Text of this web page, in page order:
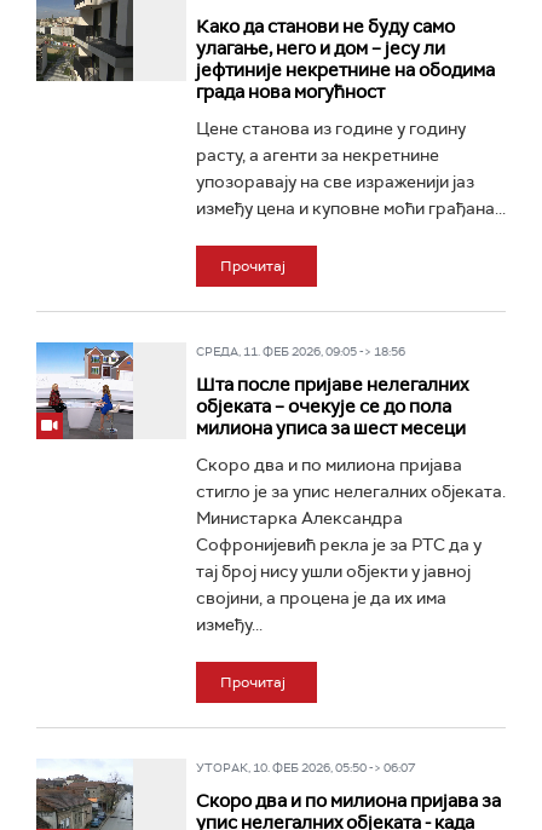
Како да станови не буду само
улагање, него и дом – јесу ли
јефтиније некретнине на ободима
града нова могућност
Цене станова из године у годину
расту, а агенти за некретнине
упозоравају на све израженији јаз
између цена и куповне моћи грађана...
Прочитај
СРЕДА, 11. ФЕБ 2026, 09:05 -> 18:56
Шта после пријаве нелегалних
објеката – очекује се до пола
милиона уписа за шест месеци
Скоро два и по милиона пријава
стигло је за упис нелегалних објеката.
Министарка Александра
Софронијевић рекла је за РТС да у
тај број нису ушли објекти у јавној
својини, а процена је да их има
између...
Прочитај
УТОРАК, 10. ФЕБ 2026, 05:50 -> 06:07
Скоро два и по милиона пријава за
упис нелегалних објеката - када